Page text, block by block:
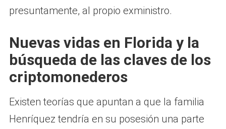
presuntamente, al propio exministro.
Nuevas vidas en Florida y la
búsqueda de las claves de los
criptomonederos
Existen teorías que apuntan a que la familia
Henríquez tendría en su posesión una parte